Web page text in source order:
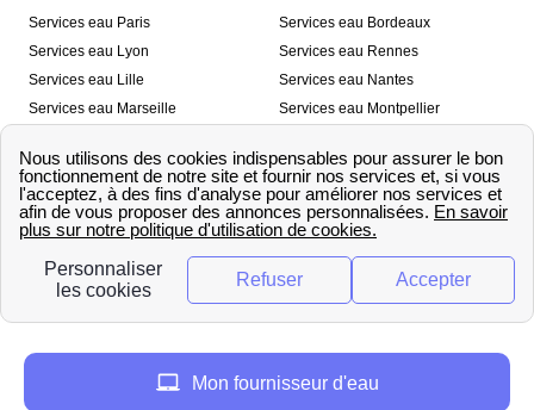
Services eau Paris
Services eau Lyon
Services eau Lille
Services eau Marseille
Services eau Toulon
Services eau Bordeaux
Services eau Rennes
Services eau Nantes
Services eau Montpellier
Services eau Strasbourg
Nos outils
🛁 Simulateur consommation eau
💧 Comparer les fournisseurs
d’eau
Mon fournisseur d'eau